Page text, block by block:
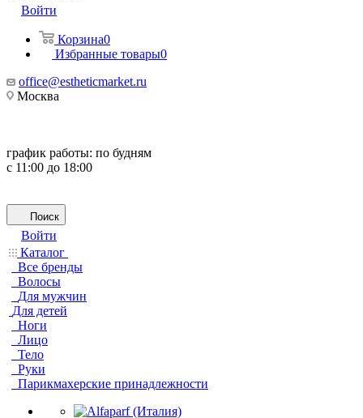
Войти
Корзина0
Избранные товары0
office@estheticmarket.ru
Москва
график работы: по будням
с 11:00 до 18:00
Поиск
Войти
Каталог
Все бренды
Волосы
Для мужчин
Для детей
Ноги
Лицо
Тело
Руки
Парикмахерские принадлежности